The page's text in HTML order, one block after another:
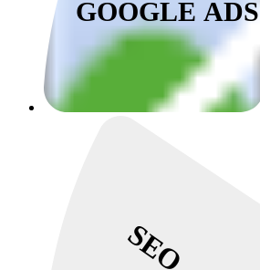
GOOGLE ADS
SEO